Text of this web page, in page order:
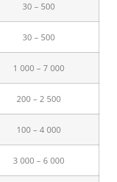
30 – 500
30 – 500
1 000 – 7 000
200 – 2 500
100 – 4 000
3 000 – 6 000